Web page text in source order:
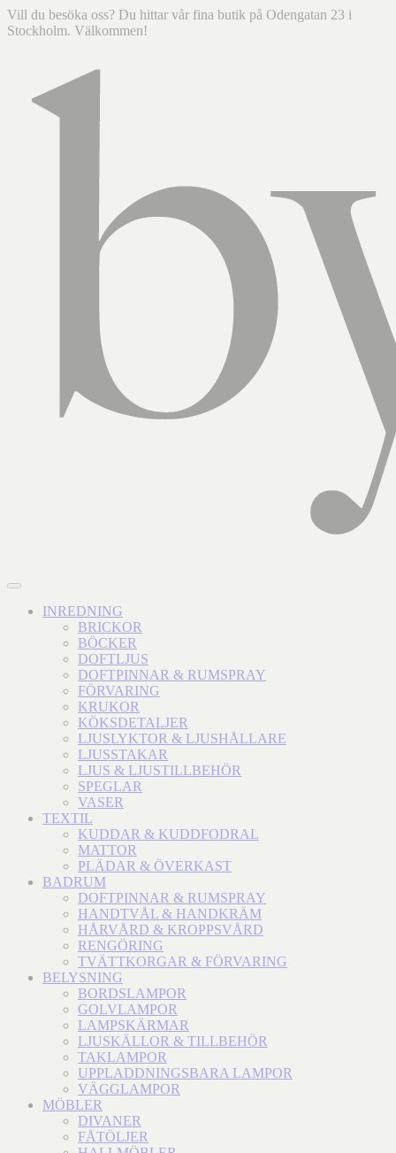
Vill du besöka oss? Du hittar vår fina butik på Odengatan 23 i
Stockholm. Välkommen!
INREDNING
BRICKOR
BÖCKER
DOFTLJUS
DOFTPINNAR & RUMSPRAY
FÖRVARING
KRUKOR
KÖKSDETALJER
LJUSLYKTOR & LJUSHÅLLARE
LJUSSTAKAR
LJUS & LJUSTILLBEHÖR
SPEGLAR
VASER
TEXTIL
KUDDAR & KUDDFODRAL
MATTOR
PLÄDAR & ÖVERKAST
BADRUM
DOFTPINNAR & RUMSPRAY
HANDTVÅL & HANDKRÄM
HÅRVÅRD & KROPPSVÅRD
RENGÖRING
TVÄTTKORGAR & FÖRVARING
BELYSNING
BORDSLAMPOR
GOLVLAMPOR
LAMPSKÄRMAR
LJUSKÄLLOR & TILLBEHÖR
TAKLAMPOR
UPPLADDNINGSBARA LAMPOR
VÄGGLAMPOR
MÖBLER
DIVANER
FÅTÖLJER